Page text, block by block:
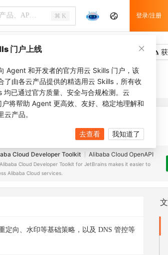
⌘ K 登录/注册
安装之前，确保已创建JetBrains IDE
Cloud Developer Toolkit Alibaba Cloud OpenAPI
Cloud Developer Toolkit for JetBrains makes it easier to
Alibaba Cloud services.
定向、水印等基础策略，以及 DNS 管控等
门户上线
Agent 和开发者的官方用云 Skills 门户，该
了由各云产品提供的精选用云 Skills，所有收
均已通过官方质量、安全与合规检测。云
户将帮助 Agent 更高效、友好、稳定地理解和
云产品。
去查看 我知道了